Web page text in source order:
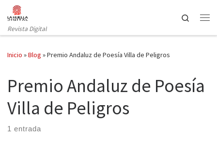
Saltar al contenido
Revista Digital
Search
Inicio »Blog »Premio Andaluz de Poesía Villa de Peligros
Premio Andaluz de Poesía
Villa de Peligros
1 entrada